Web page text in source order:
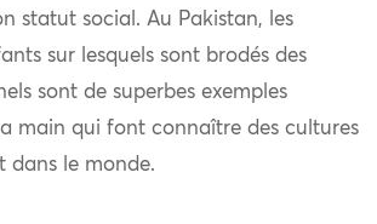
statut social. Au Pakistan, les
sur lesquels sont brodés des
sont de superbes exemples
main qui font connaître des cultures
dans le monde.